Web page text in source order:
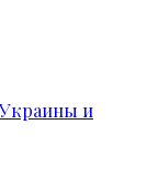
Украины и